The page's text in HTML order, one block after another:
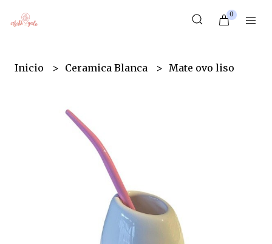
0
Inicio Ceramica Blanca Mate ovo liso